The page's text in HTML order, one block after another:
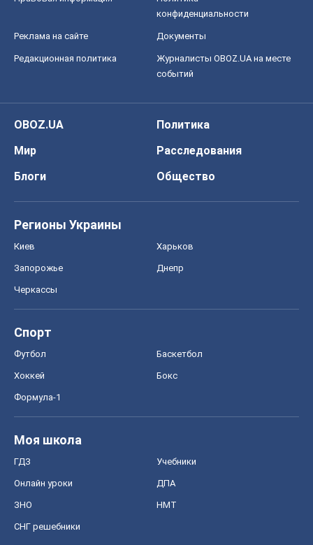
конфиденциальности
Реклама на сайте Документы
Редакционная политика
Журналисты OBOZ.UA на месте
событий
OBOZ.UA
Политика
Мир
Расследования
Блоги
Общество
Регионы Украины
Киев Харьков
Запорожье Днепр
Черкассы
Спорт
Футбол Баскетбол
Хоккей Бокс
Формула-1
Моя школа
ГДЗ Учебники
Онлайн уроки ДПА
ЗНО НМТ
СНГ решебники